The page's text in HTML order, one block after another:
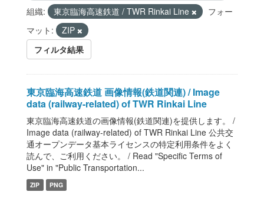
組織:
東京臨海高速鉄道 / TWR Rinkai Line
フォー
マット:
ZIP
フィルタ結果
東京臨海高速鉄道 画像情報(鉄道関連) / Image
data (railway-related) of TWR Rinkai Line
東京臨海高速鉄道の画像情報(鉄道関連)を提供します。 /
Image data (railway-related) of TWR Rinkai Line 公共交
通オープンデータ基本ライセンスの特定利用条件をよく
読んで、ご利用ください。 / Read "Specific Terms of
Use" in "Public Transportation...
ZIP PNG